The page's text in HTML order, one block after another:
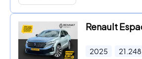
2025 21.248